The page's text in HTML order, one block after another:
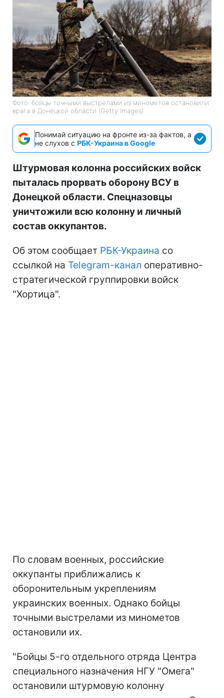
Фото: бойцы точными выстрелами из минометов остановили
врага в Донецкой области (Getty Images)
Понимай ситуацию на фронте из-за фактов, а
не слухов с РБК-Украина в Google
Штурмовая колонна российских войск
пыталась прорвать оборону ВСУ в
Донецкой области. Спецназовцы
уничтожили всю колонну и личный
состав оккупантов.
Об этом сообщает РБК-Украина со
ссылкой на Telegram-канал оперативно-
стратегической группировки войск
"Хортица".
По словам военных, российские
оккупанты приближались к
оборонительным укреплениям
украинских военных. Однако бойцы
точными выстрелами из минометов
остановили их.
"Бойцы 5-го отдельного отряда Центра
специального назначения НГУ "Омега"
остановили штурмовую колонну